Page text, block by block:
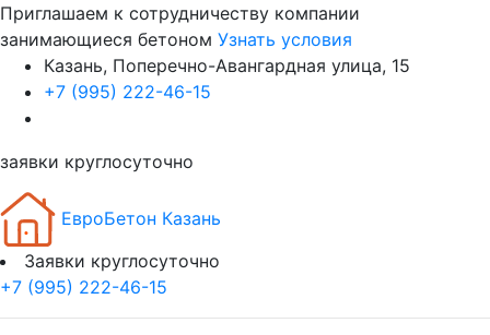
Приглашаем к сотрудничеству компании
занимающиеся бетоном Узнать условия
Казань, Поперечно-Авангардная улица, 15
+7 (995) 222-46-15
заявки круглосуточно
ЕвроБетон Казань
Заявки круглосуточно
+7 (995) 222-46-15